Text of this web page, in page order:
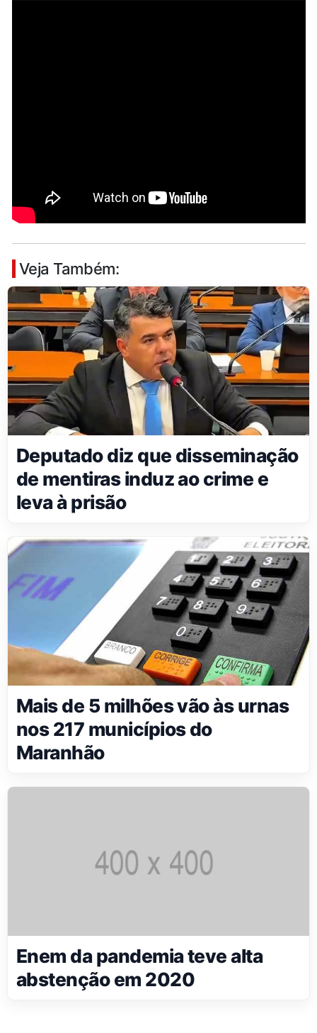
Veja Também:
Deputado diz que disseminação
de mentiras induz ao crime e
leva à prisão
Mais de 5 milhões vão às urnas
nos 217 municípios do
Maranhão
Enem da pandemia teve alta
abstenção em 2020